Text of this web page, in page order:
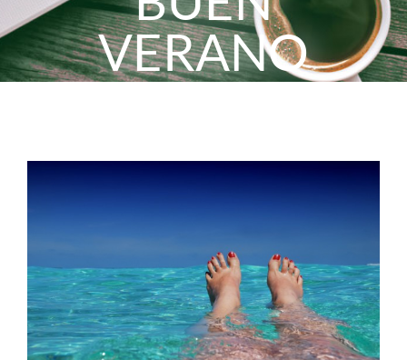
VERANO